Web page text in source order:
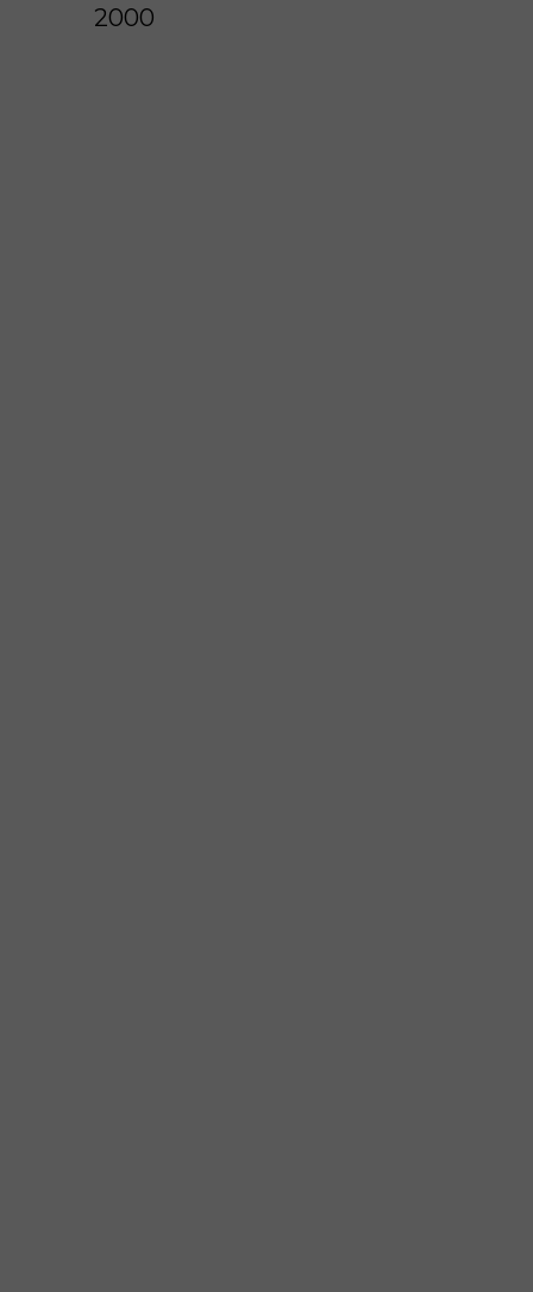
2000